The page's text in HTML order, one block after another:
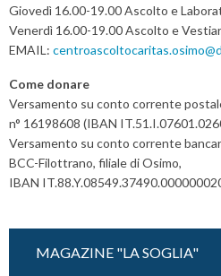
Giovedì 16.00-19.00 Ascolto e
Venerdì 16.00-19.00 Ascolto e
EMAIL:
Come donare
Versamento su conto corrente
n° 16198608 (IBAN
Versamento su conto corrente
BCC-Filottrano, filiale di Osimo,
IBAN
MAGAZINE "LA SOGLIA"